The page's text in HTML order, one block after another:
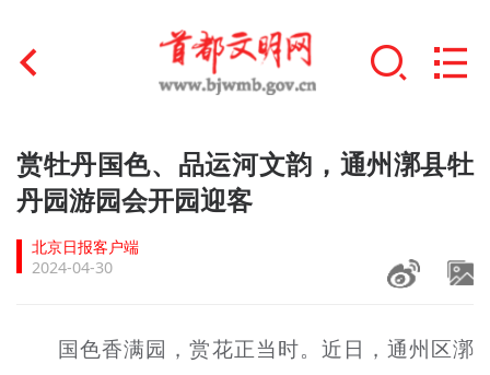
首页
文明创建
文明实践
未成年人思想道德建设
赏牡丹国色、品运河文韵，通州漷县牡
丹园游园会开园迎客
北京日报客户端
2024-04-30
国色香满园，赏花正当时。近日，通州区漷